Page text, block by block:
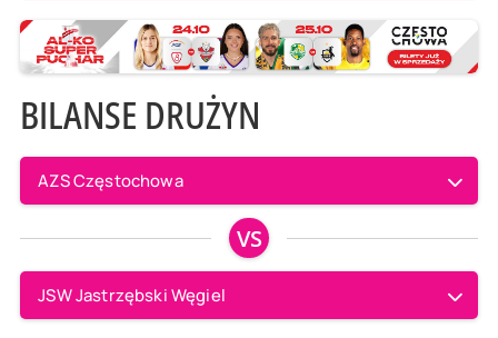
BILANSE DRUŻYN
AZS Częstochowa
VS
JSW Jastrzębski Węgiel